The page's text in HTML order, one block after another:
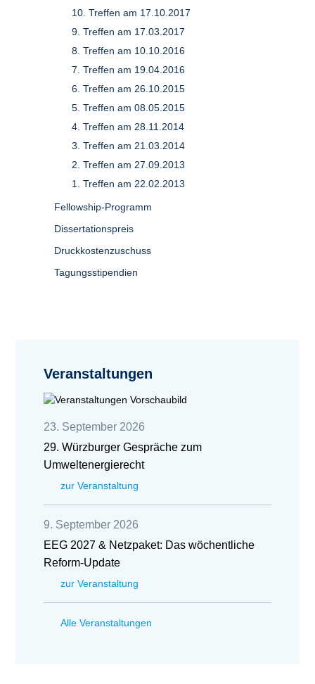
10. Treffen am 17.10.2017
9. Treffen am 17.03.2017
8. Treffen am 10.10.2016
7. Treffen am 19.04.2016
6. Treffen am 26.10.2015
5. Treffen am 08.05.2015
4. Treffen am 28.11.2014
3. Treffen am 21.03.2014
2. Treffen am 27.09.2013
1. Treffen am 22.02.2013
Fellowship-Programm
Dissertationspreis
Druckkostenzuschuss
Tagungsstipendien
Veranstaltungen
23. September 2026
29. Würzburger Gespräche zum
Umweltenergierecht
zur Veranstaltung
9. September 2026
EEG 2027 & Netzpaket: Das wöchentliche
Reform-Update
zur Veranstaltung
Alle Veranstaltungen